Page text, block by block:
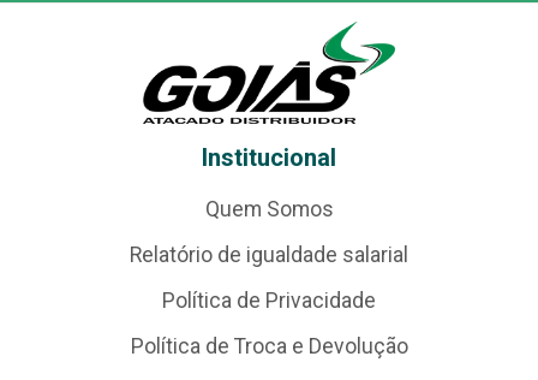
Institucional
Quem Somos
Relatório de igualdade salarial
Política de Privacidade
Política de Troca e Devolução